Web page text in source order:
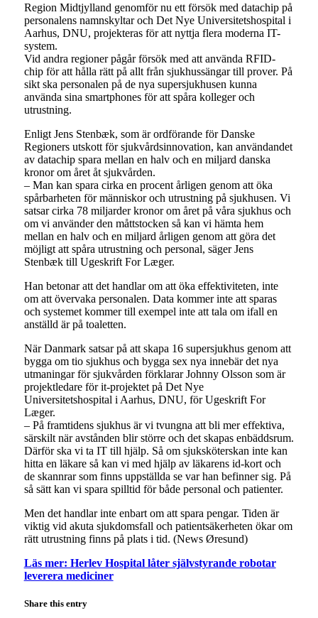
Region Midtjylland genomför nu ett försök med datachip på
personalens namnskyltar och Det Nye Universitetshospital i
Aarhus, DNU, projekteras för att nyttja flera moderna IT-
system.
Vid andra regioner pågår försök med att använda RFID-
chip för att hålla rätt på allt från sjukhussängar till prover. På
sikt ska personalen på de nya supersjukhusen kunna
använda sina smartphones för att spåra kolleger och
utrustning.
Enligt Jens Stenbæk, som är ordförande för Danske
Regioners utskott för sjukvårdsinnovation, kan användandet
av datachip spara mellan en halv och en miljard danska
kronor om året åt sjukvården.
– Man kan spara cirka en procent årligen genom att öka
spårbarheten för människor och utrustning på sjukhusen. Vi
satsar cirka 78 miljarder kronor om året på våra sjukhus och
om vi använder den måttstocken så kan vi hämta hem
mellan en halv och en miljard årligen genom att göra det
möjligt att spåra utrustning och personal, säger Jens
Stenbæk till Ugeskrift For Læger.
Han betonar att det handlar om att öka effektiviteten, inte
om att övervaka personalen. Data kommer inte att sparas
och systemet kommer till exempel inte att tala om ifall en
anställd är på toaletten.
När Danmark satsar på att skapa 16 supersjukhus genom att
bygga om tio sjukhus och bygga sex nya innebär det nya
utmaningar för sjukvården förklarar Johnny Olsson som är
projektledare för it-projektet på Det Nye
Universitetshospital i Aarhus, DNU, för Ugeskrift For
Læger.
– På framtidens sjukhus är vi tvungna att bli mer effektiva,
särskilt när avstånden blir större och det skapas enbäddsrum.
Därför ska vi ta IT till hjälp. Så om sjuksköterskan inte kan
hitta en läkare så kan vi med hjälp av läkarens id-kort och
de skannrar som finns uppställda se var han befinner sig. På
så sätt kan vi spara spilltid för både personal och patienter.
Men det handlar inte enbart om att spara pengar. Tiden är
viktig vid akuta sjukdomsfall och patientsäkerheten ökar om
rätt utrustning finns på plats i tid. (News Øresund)
Läs mer: Herlev Hospital låter självstyrande robotar
leverera mediciner
Share this entry